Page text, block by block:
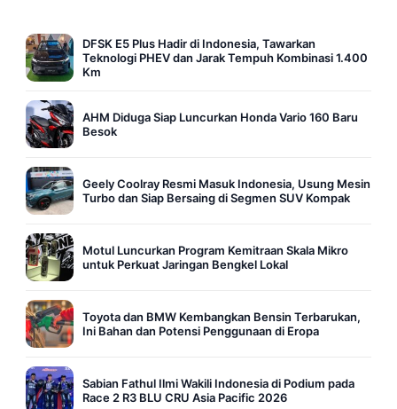
DFSK E5 Plus Hadir di Indonesia, Tawarkan
Teknologi PHEV dan Jarak Tempuh Kombinasi 1.400
Km
AHM Diduga Siap Luncurkan Honda Vario 160 Baru
Besok
Geely Coolray Resmi Masuk Indonesia, Usung Mesin
Turbo dan Siap Bersaing di Segmen SUV Kompak
Motul Luncurkan Program Kemitraan Skala Mikro
untuk Perkuat Jaringan Bengkel Lokal
Toyota dan BMW Kembangkan Bensin Terbarukan,
Ini Bahan dan Potensi Penggunaan di Eropa
Sabian Fathul Ilmi Wakili Indonesia di Podium pada
Race 2 R3 BLU CRU Asia Pacific 2026